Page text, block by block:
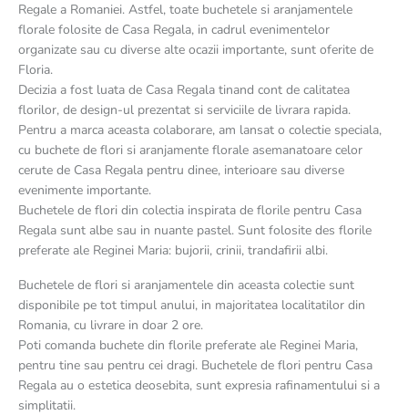
Regale a Romaniei. Astfel, toate buchetele si aranjamentele
florale folosite de Casa Regala, in cadrul evenimentelor
organizate sau cu diverse alte ocazii importante, sunt oferite de
Floria.
Decizia a fost luata de Casa Regala tinand cont de calitatea
florilor, de design-ul prezentat si serviciile de livrara rapida.
Pentru a marca aceasta colaborare, am lansat o colectie speciala,
cu buchete de flori si aranjamente florale asemanatoare celor
cerute de Casa Regala pentru dinee, interioare sau diverse
evenimente importante.
Buchetele de flori din colectia inspirata de florile pentru Casa
Regala sunt albe sau in nuante pastel. Sunt folosite des florile
preferate ale Reginei Maria: bujorii, crinii, trandafirii albi.
Buchetele de flori si aranjamentele din aceasta colectie sunt
disponibile pe tot timpul anului, in majoritatea localitatilor din
Romania, cu livrare in doar 2 ore.
Poti comanda buchete din florile preferate ale Reginei Maria,
pentru tine sau pentru cei dragi. Buchetele de flori pentru Casa
Regala au o estetica deosebita, sunt expresia rafinamentului si a
simplitatii.